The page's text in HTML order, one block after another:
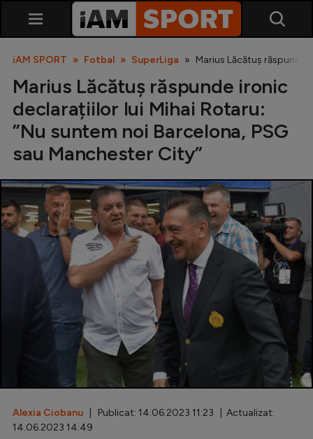
SuperLiga
Liga 2
Cupa României
Echipa Națională
U21
Fotbal feminin
Special
Inedit
Clasamente
iAM SPORT Fotbal SuperLiga Marius Lăcătuș răspunde
Marius Lăcătuș răspunde ironic
declarațiilor lui Mihai Rotaru:
”Nu suntem noi Barcelona, PSG
sau Manchester City”
Alexia Ciobanu | Publicat: 14.06.2023 11:23 | Actualizat:
14.06.2023 14:49